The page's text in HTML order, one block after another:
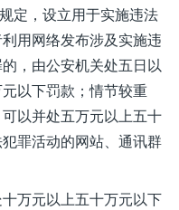
定，设立用于实施违法
用网络发布涉及实施违
，由公安机关处五日以
以下罚款；情节较重
以并处五万元以上五十
罪活动的网站、通讯群
万元以上五十万元以下